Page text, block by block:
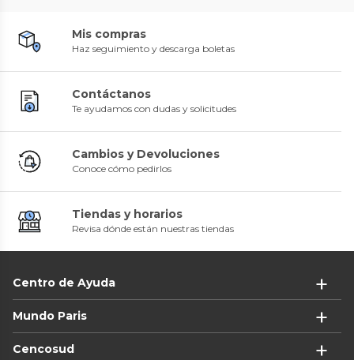
Mis compras
Haz seguimiento y descarga boletas
Contáctanos
Te ayudamos con dudas y solicitudes
Cambios y Devoluciones
Conoce cómo pedirlos
Tiendas y horarios
Revisa dónde están nuestras tiendas
Centro de Ayuda
Mundo Paris
Cencosud